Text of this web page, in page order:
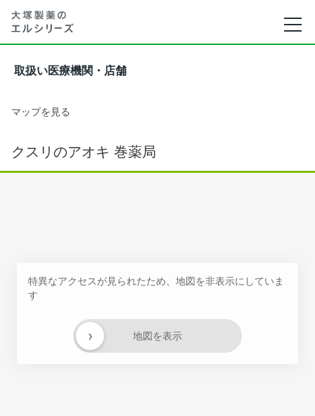
取扱い医療機関・店舗
マップを見る
クスリのアオキ 巻薬局
特異なアクセスが見られたため、地図を非表示にしていま
す
地図を表示
›